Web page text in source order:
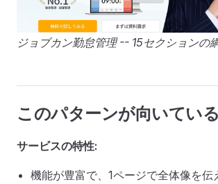
ジョブカン勤怠管理 -- 15セクションの
このパターンが向いてい
サービスの特性:
機能が豊富で、1ページで全体像を伝